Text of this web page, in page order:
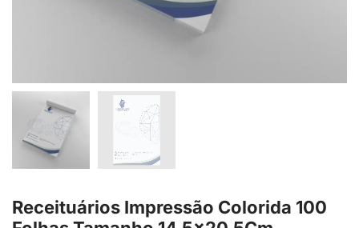
Receituários Impressão Colorida 100